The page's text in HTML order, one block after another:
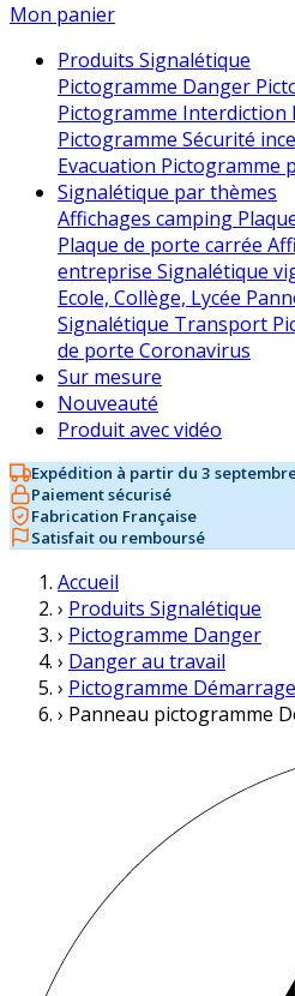
Mon panier
Produits Signalétique
Pictogramme Danger
Pictogramme Interdiction
Pictogramme Sécurité
Evacuation Pictogramme
Signalétique par thèmes
Affichages camping
Plaque de porte carrée
entreprise Signalétique
Ecole, Collège, Lycée
Signalétique Transport
de porte Coronavirus
Sur mesure
Nouveauté
Produit avec vidéo
Expédition à partir du 3
Paiement sécurisé
Fabrication Française
Satisfait ou remboursé
Accueil
› Produits Signalétique
› Pictogramme Danger
› Danger au travail
› Pictogramme
› Panneau pictogramme